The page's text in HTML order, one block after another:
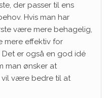
der passer til ens
Hvis man har
være mere behagelig,
mere effektiv for
er også en god idé
man ønsker at
vil være bedre til at